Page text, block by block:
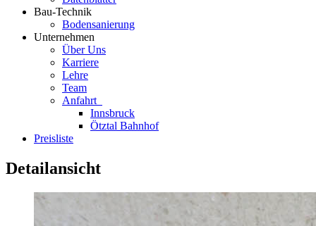
Bau-Technik
Bodensanierung
Unternehmen
Über Uns
Karriere
Lehre
Team
Anfahrt
Innsbruck
Ötztal Bahnhof
Preisliste
Detailansicht